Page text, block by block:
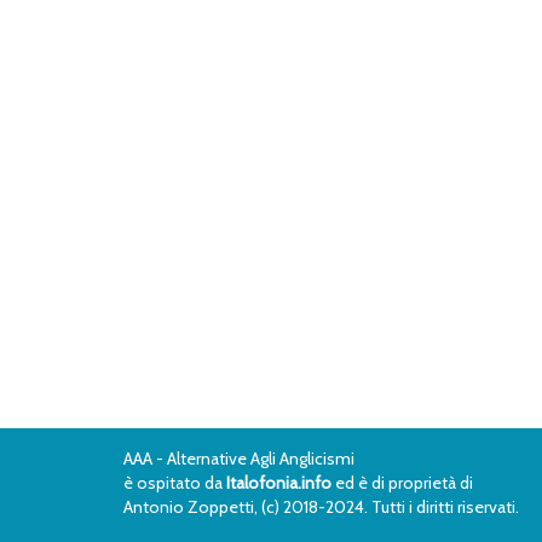
AAA - Alternative Agli Anglicismi
è ospitato daItalofonia.info ed è di proprietà di
Antonio Zoppetti, (c) 2018-2024. Tutti i diritti riservati.